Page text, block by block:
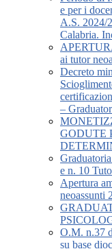
e per i
A.S. 2024/
Calabria.
ai tutor
Decreto
–
GODUTE
e n. 10
Apertura
neoassunti
O.M. n.37
su base